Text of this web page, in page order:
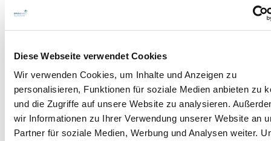
Diese Webseite verwendet Cookies
Wir verwenden Cookies, um Inhalte und Anzeigen zu
personalisieren, Funktionen für soziale Medien anbieten zu
und die Zugriffe auf unsere Website zu analysieren.
wir Informationen zu Ihrer Verwendung unserer Website an
Partner für soziale Medien, Werbung und Analysen weiter.
Ärzte A-Z
Besondere Angebote
Zur Übersicht